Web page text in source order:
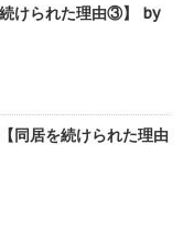
けられた理由③】 by
同居を続けられた理由